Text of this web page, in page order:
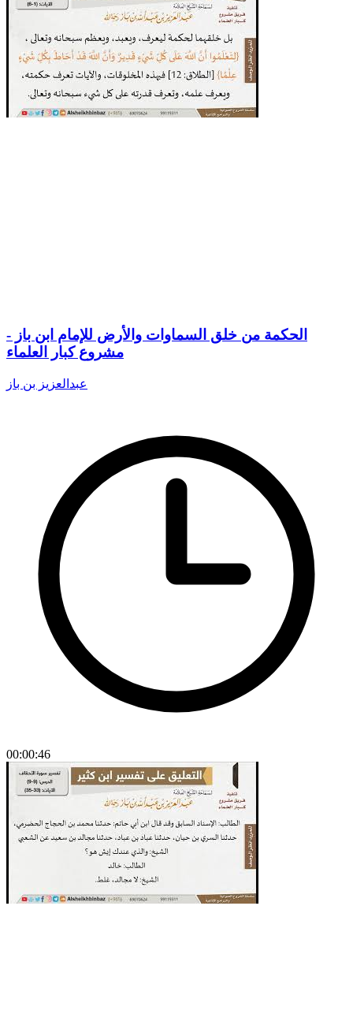
الحكمة من خلق السماوات والأرض للإمام ابن باز -
مشروع كبار العلماء
عبدالعزيز بن باز
00:00:46